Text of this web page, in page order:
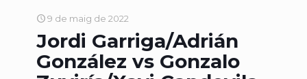
9 de maig de 2022
Jordi Garriga/Adrián
González vs Gonzalo